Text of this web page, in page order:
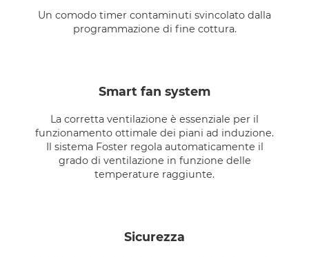
Un comodo timer contaminuti svincolato dalla
programmazione di fine cottura.
smart fan system
La corretta ventilazione è essenziale per il
funzionamento ottimale dei piani ad induzione.
Il sistema Foster regola automaticamente il
grado di ventilazione in funzione delle
temperature raggiunte.
sicurezza